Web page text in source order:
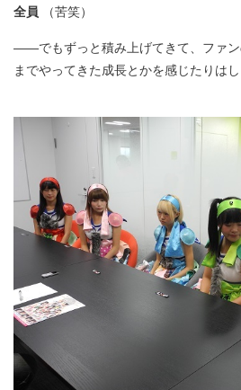
全員 （苦笑）
――でもずっと積み上げてきて、ファン
までやってきた成長とかを感じたりは